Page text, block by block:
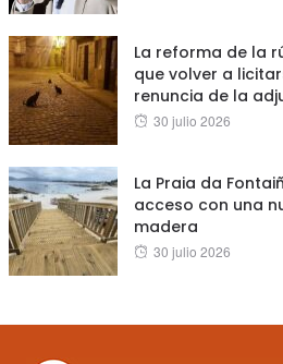
La reforma de la
que volver a
renuncia de la
Posted
30 julio 2026
La Praia da
acceso con una
madera
Posted
30 julio 2026